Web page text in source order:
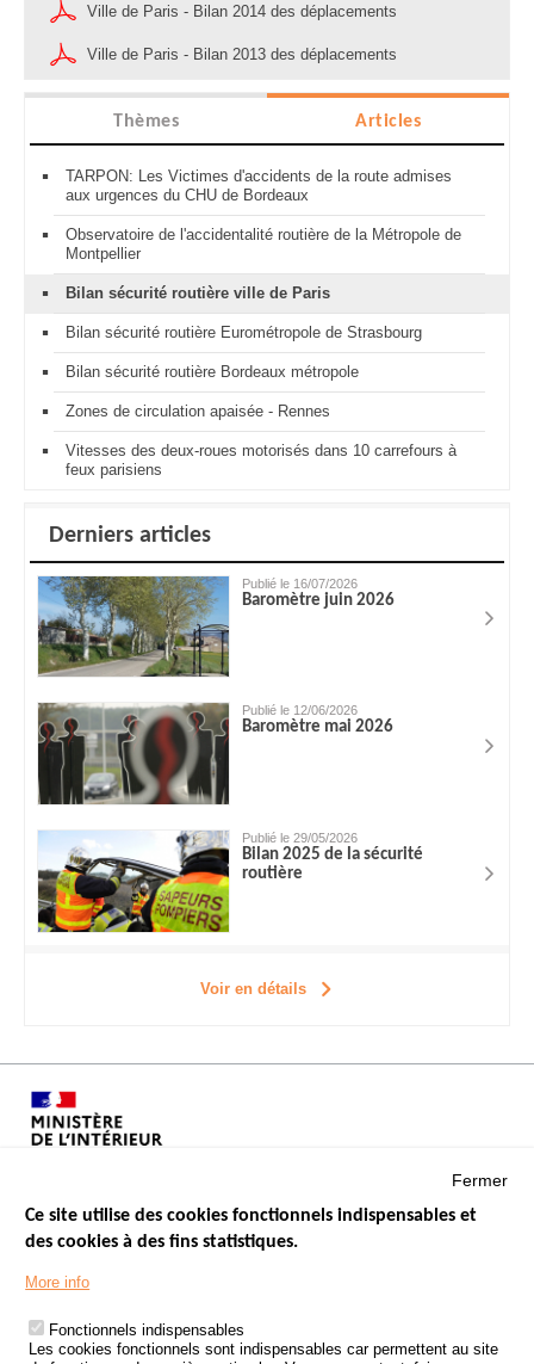
Ville de Paris - Bilan 2014 des déplacements
Ville de Paris - Bilan 2013 des déplacements
Thèmes Articles
TARPON: Les Victimes d'accidents de la route admises
aux urgences du CHU de Bordeaux
Observatoire de l'accidentalité routière de la Métropole de
Montpellier
Bilan sécurité routière ville de Paris
Bilan sécurité routière Eurométropole de Strasbourg
Bilan sécurité routière Bordeaux métropole
Zones de circulation apaisée - Rennes
Vitesses des deux-roues motorisés dans 10 carrefours à
feux parisiens
Derniers articles
Publié le 16/07/2026
Baromètre juin 2026
Publié le 12/06/2026
Baromètre mai 2026
Publié le 29/05/2026
Bilan 2025 de la sécurité
routière
Voir en détails
Menu
Footer
LES SITES PUBLICS
ÉTAT DE L’INSÉCURITÉ ROUTIÈRE
TRAITEMENT DES DONNÉES PERSONNELLES DES ACCIDENTS DE
Fermer
Ce site utilise des cookies fonctionnels indispensables et
des cookies à des fins statistiques.
More info
Fonctionnels indispensables
Les cookies fonctionnels sont indispensables car permettent au site